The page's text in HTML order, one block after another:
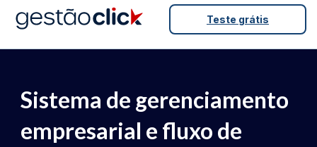
Teste grátis
Sistema de gerenciamento
empresarial e fluxo de